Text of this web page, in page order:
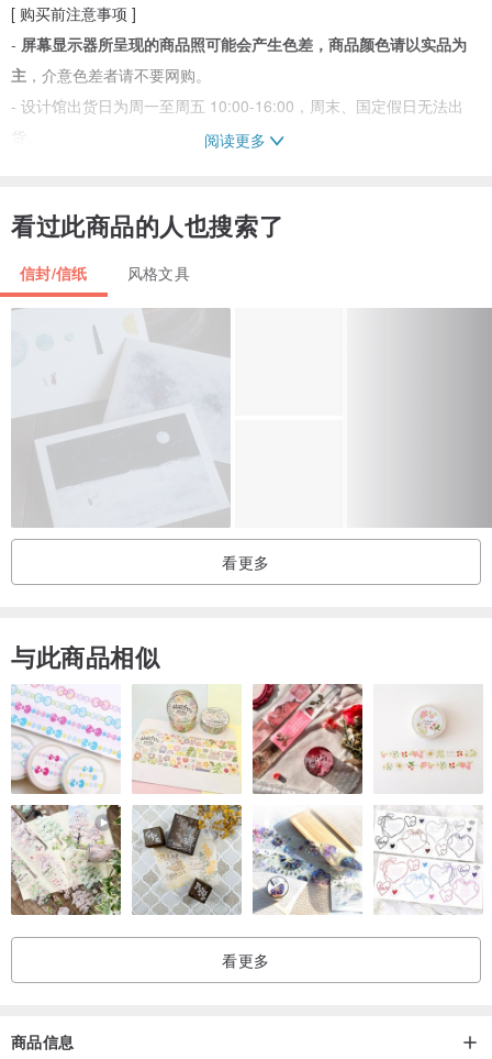
[ 购买前注意事项 ]
- 屏幕显示器所呈现的商品照可能会产生色差，商品颜色请以实品为
主 ，介意色差者请不要网购。
- 设计馆出货日为周一至周五 10:00-16:00，周末、国定假日无法出
货。
- 超急件请选用新竹物流寄出，宅配寄件时间为周一至周五下午2点,
- 邮寄采挂号寄出，一到两个工作天到货，若家中无人收挂号邮件，
则建议选取超商取货。
- 更多问题请直接发信询问，我们将于第一时间回复。
Pinkoi 退货政策
-申请退款链接 pinkoi.com/my/refund
♥产地/制造方式：台湾制造
阅读更多
看过此商品的人也搜索了
信封/信纸 风格文具
看更多
与此商品相似
看更多
商品信息